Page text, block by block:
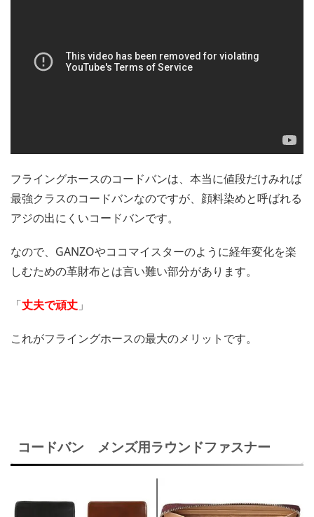
フライングホースのコードバンは、本当に値段だけみれば
最強クラスのコードバンなのですが、顔料染めと呼ばれる
アジの出にくいコードバンです。
なので、GANZOやココマイスターのように経年変化を楽
しむための革財布とは言い難い部分があります。
「丈夫で頑丈 」
これがフライングホースの最大のメリットです。
コードバン メンズ用ラウンドファスナー